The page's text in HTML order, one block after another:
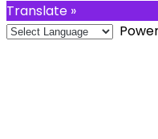
Translate »